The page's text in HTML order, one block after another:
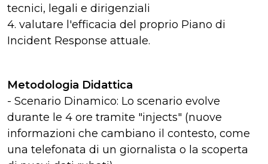
tecnici, legali e dirigenziali
4. valutare l'efficacia del proprio Piano di
Incident Response attuale.
Metodologia Didattica
- Scenario Dinamico: Lo scenario evolve
durante le 4 ore tramite "injects" (nuove
informazioni che cambiano il contesto, come
una telefonata di un giornalista o la scoperta